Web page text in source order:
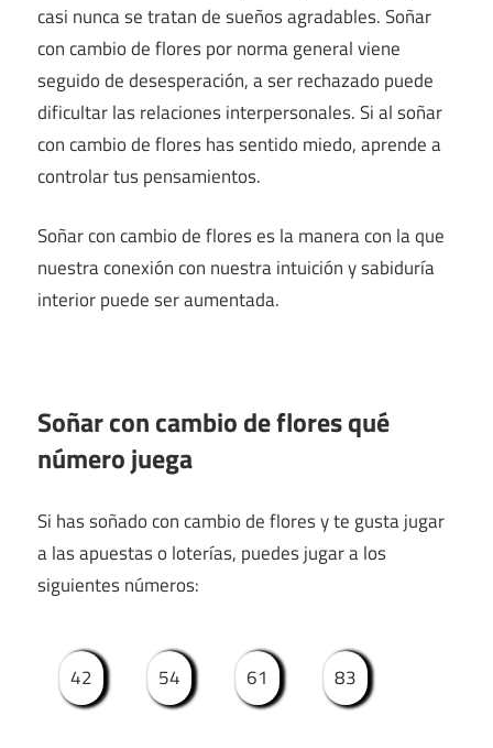
casi nunca se tratan de sueños agradables. Soñar
con cambio de flores por norma general viene
seguido de desesperación, a ser rechazado puede
dificultar las relaciones interpersonales. Si al soñar
con cambio de flores has sentido miedo, aprende a
controlar tus pensamientos.
Soñar con cambio de flores es la manera con la que
nuestra conexión con nuestra intuición y sabiduría
interior puede ser aumentada.
Soñar con cambio de flores qué
número juega
Si has soñado con cambio de flores y te gusta jugar
a las apuestas o loterías, puedes jugar a los
siguientes números:
42 54 61 83